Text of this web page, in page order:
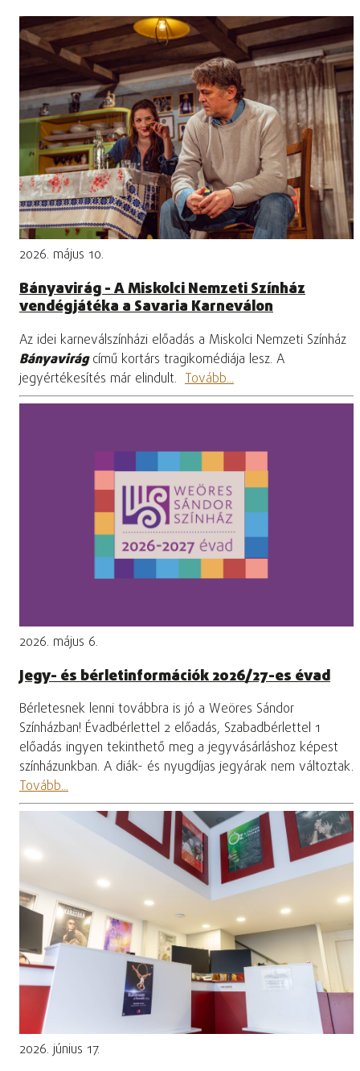
2026. május 10.
Bányavirág - A Miskolci Nemzeti Színház
vendégjátéka a Savaria Karneválon
Az idei karneválszínházi előadás a Miskolci Nemzeti Színház
Bányavirágcímű kortárs tragikomédiája lesz. A
jegyértékesítés már elindult. Tovább...
2026. május 6.
Jegy- és bérletinformációk 2026/27-es évad
Bérletesnek lenni továbbra is jó a Weöres Sándor
Színházban! Évadbérlettel 2 előadás, Szabadbérlettel 1
előadás ingyen tekinthető meg a jegyvásárláshoz képest
színházunkban. A diák- és nyugdíjas jegyárak nem változtak.
Tovább...
2026. június 17.